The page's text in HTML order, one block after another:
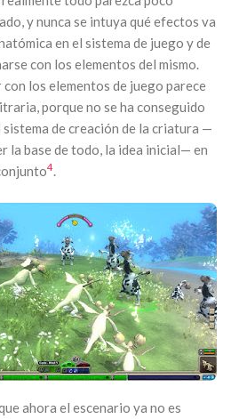
y nunca se intuya qué efectos va
en el sistema de juego y de
con los elementos del mismo.
los elementos de juego parece
porque no se ha conseguido
de creación de la criatura —
la base de todo, la idea inicial— en
4.
ahora el escenario ya no es